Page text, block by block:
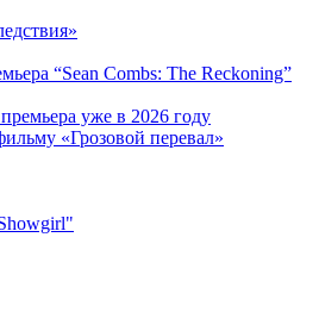
“Sean Combs: The Reckoning”
уже в 2026 году
«Грозовой перевал»